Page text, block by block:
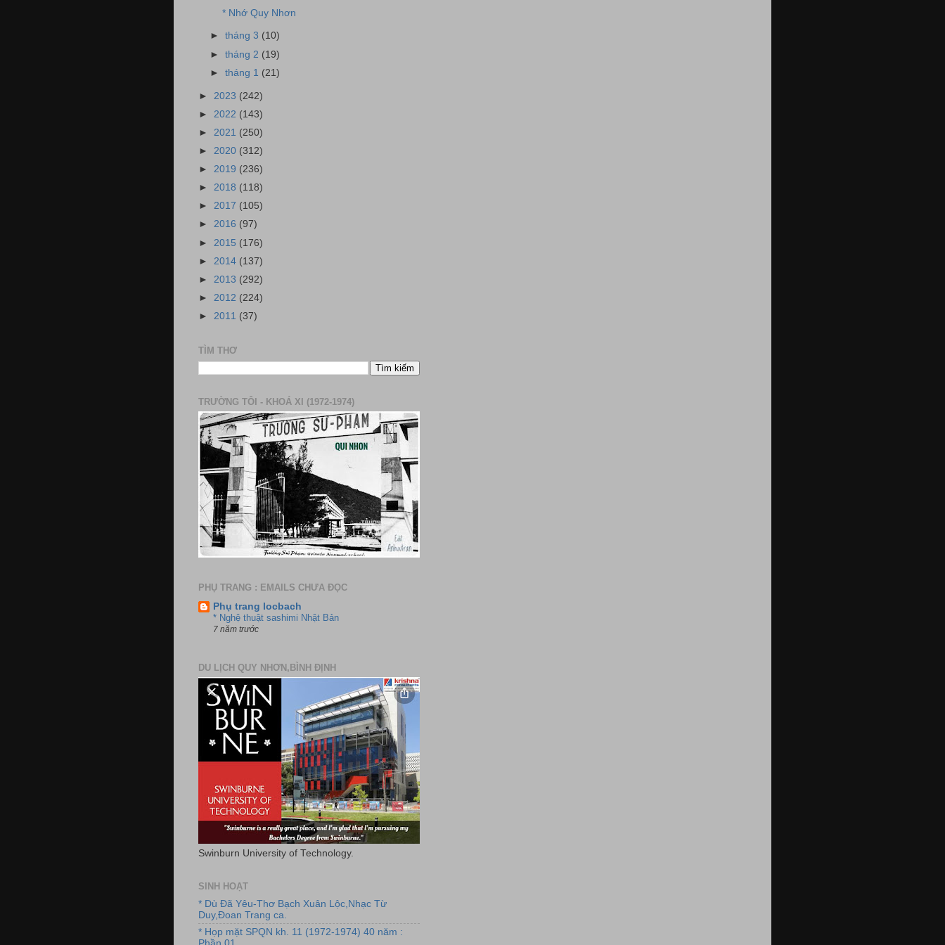
* Nhớ Quy Nhơn
►tháng 3 (10)
►tháng 2 (19)
►tháng 1 (21)
► 2023 (242)
► 2022 (143)
► 2021 (250)
► 2020 (312)
► 2019 (236)
► 2018 (118)
► 2017 (105)
► 2016 (97)
► 2015 (176)
► 2014 (137)
► 2013 (292)
► 2012 (224)
► 2011 (37)
TÌM THƠ
TRƯỜNG TÔI - KHOÁ XI (1972-1974)
PHỤ TRANG : EMAILS CHƯA ĐỌC
Phụ trang locbach
* Nghệ thuật sashimi Nhật Bản
7 năm trước
DU LỊCH QUY NHƠN,BÌNH ĐỊNH
Swinburn University of Technology.
SINH HOẠT
* Dù Đã Yêu-Thơ Bạch Xuân Lộc,Nhạc Từ
Duy,Đoan Trang ca.
* Họp mặt SPQN kh. 11 (1972-1974) 40 năm :